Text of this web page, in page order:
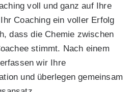
voll und ganz auf Ihre
Coaching ein voller Erfolg
dass die Chemie zwischen
stimmt. Nach einem
wir Ihre
und überlegen gemeinsam